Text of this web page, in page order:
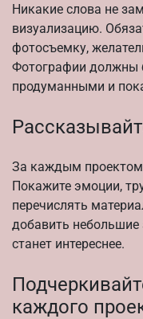
Никакие слова не
визуализацию.
фотосъемку,
Фотографии должны
продуманными и
За каждым проектом
Покажите эмоции,
перечислять
добавить
станет интереснее.
каждого